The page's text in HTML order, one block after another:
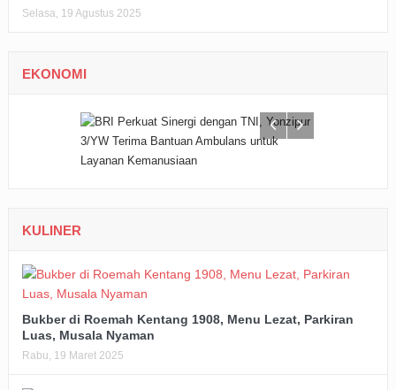
Selasa, 19 Agustus 2025
EKONOMI
KULINER
Bukber di Roemah Kentang 1908, Menu Lezat, Parkiran
Luas, Musala Nyaman
Rabu, 19 Maret 2025